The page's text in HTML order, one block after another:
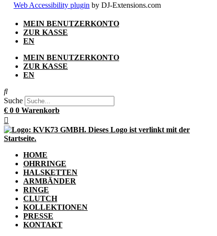
Web Accessibility plugin by DJ-Extensions.com
Zum
Inhalt
springen
MEIN BENUTZERKONTO
ZUR KASSE
EN
MEIN BENUTZERKONTO
ZUR KASSE
EN
Suche
€ 0 0 Warenkorb
HOME
OHRRINGE
HALSKETTEN
ARMBÄNDER
RINGE
CLUTCH
KOLLEKTIONEN
PRESSE
KONTAKT